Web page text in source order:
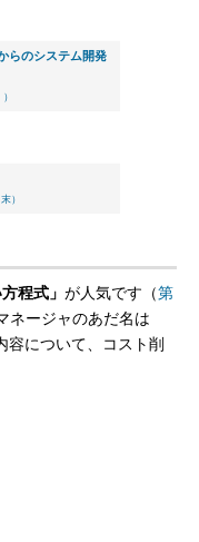
らのシステム開発
）
程式」 が人気です（第
ネージャのあだ名は
容について、コスト削